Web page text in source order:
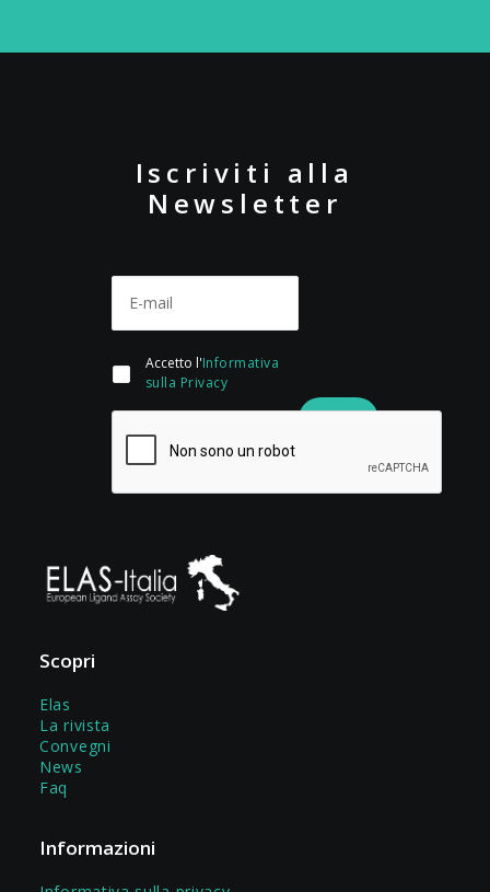
Iscriviti alla
Newsletter
Accetto l'Informativa
sulla Privacy
Scopri
Elas
La rivista
Convegni
News
Faq
Informazioni